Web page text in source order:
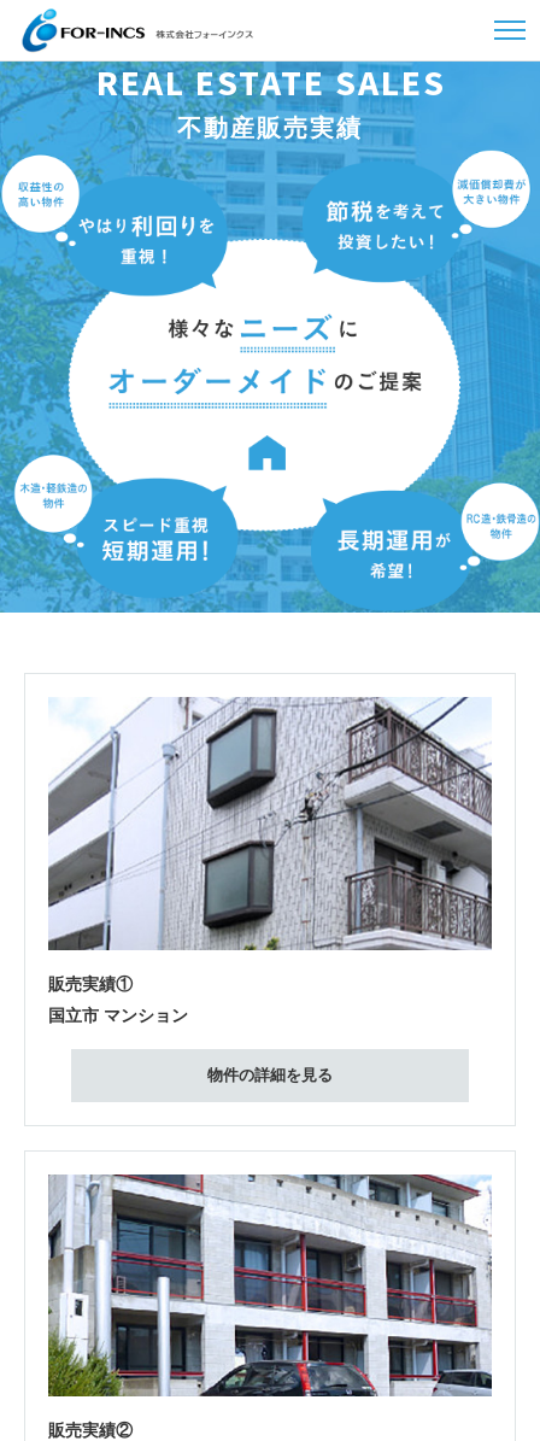
REAL ESTATE SALES
不動産販売実績
販売実績①
国立市 マンション
物件の詳細を見る
販売実績②